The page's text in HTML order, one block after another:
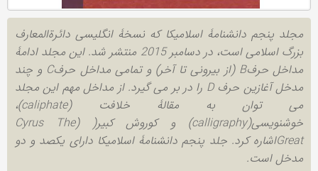
مجلد پنجم دانشنامۀ اسلامیکا که نسخۀ انگلیسی دائرةالمعارف
بزرگ اسلامی است، در دسامبر 2015 منتشر شد. این مجلد ادامۀ
مداخل حرفB (از بیرونی تا آخر) و تمامی مداخل حرفC و چند
مدخل آغازین حرف D را در بر می گیرد. از مداخل مهم این مجلد
می توان به مقالۀ خلافت (caliphate)،
خوشنویسی(calligraphy) و کوروش کبیر( (Cyrus The
Greatاشاره کرد. جلد پنجم دانشنامۀ اسلامیکا دارای یکصد و دو
مدخل است.